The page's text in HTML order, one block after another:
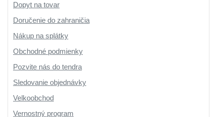
Dopyt na tovar
Doručenie do zahraničia
Nákup na splátky
Obchodné podmienky
Pozvite nás do tendra
Sledovanie objednávky
Velkoobchod
Vernostný program